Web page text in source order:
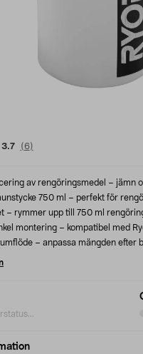
3.7 (6)
av rengöringsmedel – jämn
750 ml – perfekt för
– rymmer upp till 750 ml
montering – kompatibel med
– anpassa mängden efter